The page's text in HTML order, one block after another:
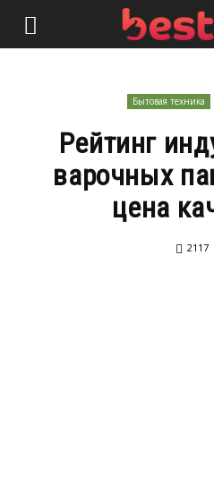
Бытовая техника
Рейтинг
варочных
цена
2117